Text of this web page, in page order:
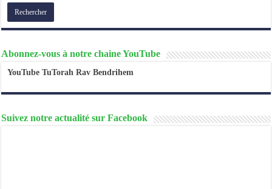
Abonnez-vous à notre chaine YouTube
YouTube TuTorah Rav Bendrihem
Suivez notre actualité sur Facebook